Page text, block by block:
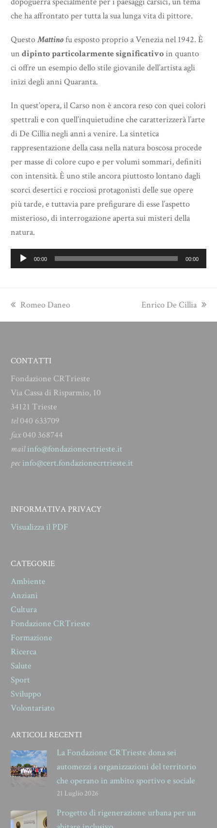
che ha affrontato per tutta la sua lunga vita di pittore.
QuestoMattinofu esposto proprio a Venezia nel 1942. È
undipinto particolarmente significativoin quanto
ci offre un esempio dello stile giovanile dell’artista agli
inizi degli anni Quaranta.
In quest’opera, il Carso non è ancora reso con quei colori
spettrali e con quell’inquietudine che caratterizzerà l’arte
di De Cillia negli anni a venire. La sintetica
rappresentazione della casa nella natura boscosa procede
per masse di colore cupo e per volumi sommari, definiti
con intensità. È uno stile ancora piuttosto lontano dagli
scorci desertici e rocciosi protagonisti delle sue opere
più tarde, e tuttavia pare prefigurare di esse l’aspetto
misterioso, di interrogazione aperta sui misteri della
natura.
Audio
Player
00:00 00:00
previous
Romeo Daneo
next
Enrico De Cillia
CONTATTI
Fondazione CRTrieste
Via Cassa di Risparmio, 10
34121 Trieste
tel040 633709
fax040 368744
mailinfo@fondazionecrtrieste.it
pecinfo@cert.fondazionecrtrieste.it
INFORMATIVA PRIVACY
Visualizza il PDF
CATEGORIE
Ambiente
Anziani
Cultura
Fondazione CRTrieste
Formazione
Ricerca
Salute
Sport
Sviluppo
Volontariato
ARTICOLI RECENTI
La Fondazione CRTrieste dona sei
automezzi a organizzazioni del territorio
che operano in ambito sportivo e sociale
21 Luglio 2026
Progetto di rigenerazione urbana per un